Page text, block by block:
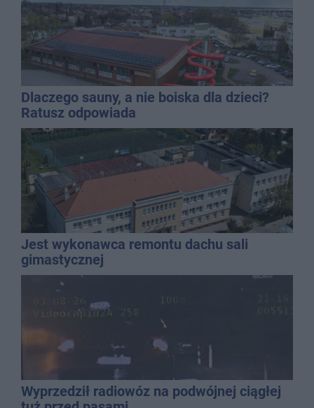
Dlaczego sauny, a nie boiska dla dzieci?
Ratusz odpowiada
Jest wykonawca remontu dachu sali
gimastycznej
Wyprzedził radiowóz na podwójnej ciągłej